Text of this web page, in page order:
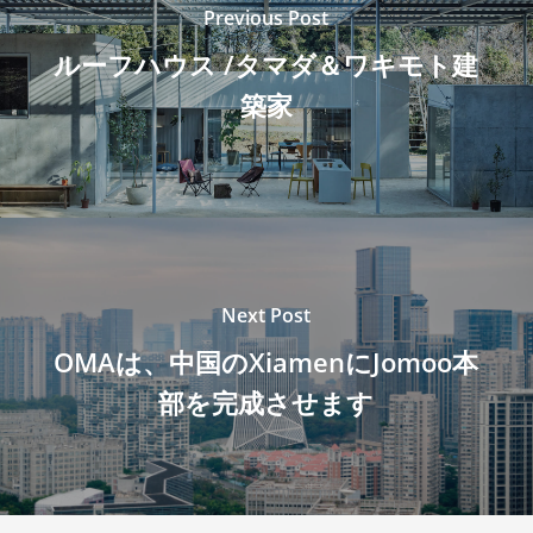
Previous Post
ルーフハウス /タマダ＆ワキモト建
築家
Next Post
OMAは、中国のXiamenにJomoo本
部を完成させます